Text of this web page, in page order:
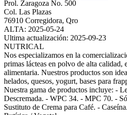
Prol. Zaragoza No. 500
Col. Las Plazas
76910 Corregidora, Qro
ALTA: 2025-05-24
Ultima actualización: 2025-09-23
NUTRICAL
Nos especializamos en la
primas lácteas en polvo de alta calidad,
alimentaria. Nuestros productos son
helados, quesos, yogurt, bases para
Nuestra gama de productos incluye: -
Descremada. - WPC 34. - MPC 70. -
Sustituto de Crema para Café. -